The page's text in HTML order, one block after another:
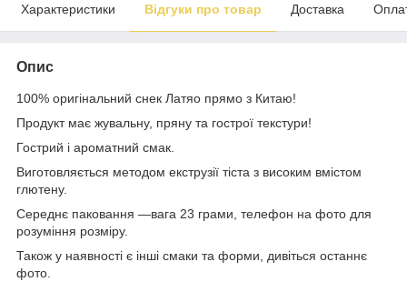
Характеристики Відгуки про товар Доставка
Опис
100% оригінальний снек Латяо прямо з Китаю!
Продукт має жувальну, пряну та гострої текстури!
Гострий і ароматний смак.
Виготовляється методом екструзії тіста з високим вмістом
глютену.
Середнє паковання —вага 23 грами, телефон на фото для
розуміння розміру.
Також у наявності є інші смаки та форми, дивіться останнє
фото.